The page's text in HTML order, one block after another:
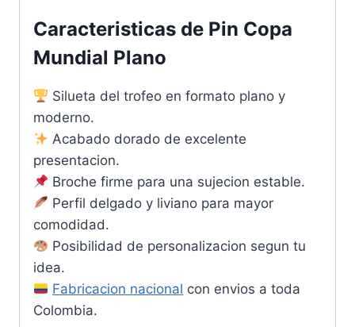
Caracteristicas de Pin Copa
Mundial Plano
Silueta del trofeo en formato plano y
moderno.
Acabado dorado de excelente
presentacion.
Broche firme para una sujecion estable.
Perfil delgado y liviano para mayor
comodidad.
Posibilidad de personalizacion segun tu
idea.
Fabricacion nacional con envios a toda
Colombia.